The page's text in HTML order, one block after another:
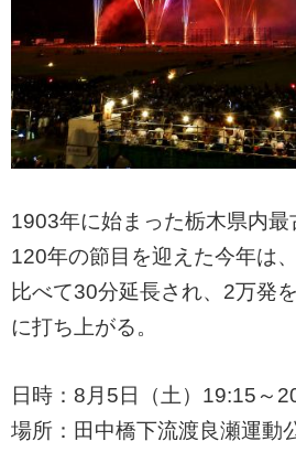
1903年に始まった栃木県内
120年の節目を迎えた今年は
比べて30分延長され、2万発
に打ち上がる。
日時：8月5日（土）19:15～
場所：田中橋下流渡良瀬運動